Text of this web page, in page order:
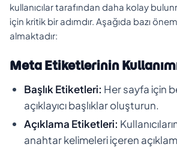
kullanıcılar tarafından daha kolay
için kritik bir adımdır. Aşağıda bazı
almaktadır:
Meta Etiketlerinin
Başlık Etiketleri: Her sayfa için
açıklayıcı başlıklar oluşturun.
Açıklama Etiketleri:
anahtar kelimeleri içeren